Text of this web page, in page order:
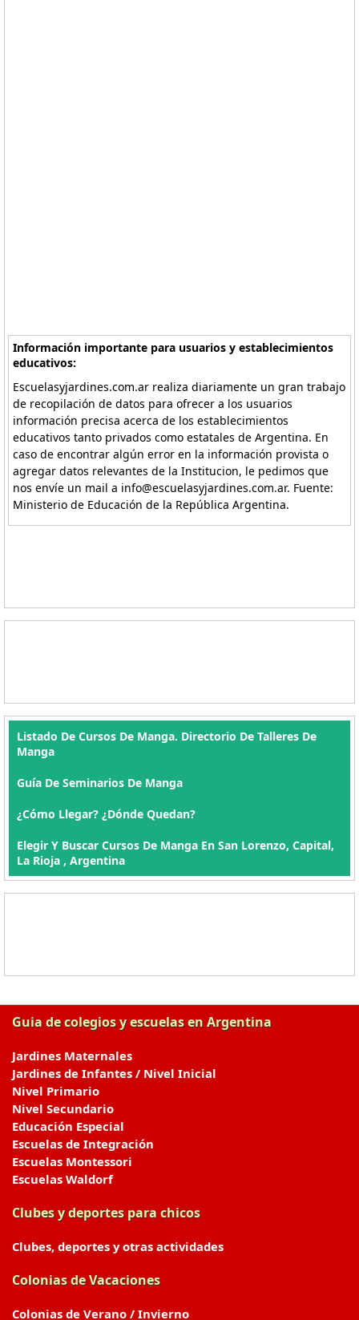
Información importante para usuarios y establecimientos
educativos:
Escuelasyjardines.com.ar realiza diariamente un gran trabajo
de recopilación de datos para ofrecer a los usuarios
información precisa acerca de los establecimientos
educativos tanto privados como estatales de Argentina. En
caso de encontrar algún error en la información provista o
agregar datos relevantes de la Institucion, le pedimos que
nos envíe un mail a info@escuelasyjardines.com.ar. Fuente:
Ministerio de Educación de la República Argentina.
Listado De Cursos De Manga. Directorio De Talleres De
Manga
Guía De Seminarios De Manga
¿Cómo Llegar? ¿Dónde Quedan?
Elegir Y Buscar Cursos De Manga En San Lorenzo, Capital,
La Rioja , Argentina
Guia de colegios y escuelas en Argentina
Jardines Maternales
Jardines de Infantes / Nivel Inicial
Nivel Primario
Nivel Secundario
Educación Especial
Escuelas de Integración
Escuelas Montessori
Escuelas Waldorf
Clubes y deportes para chicos
Clubes, deportes y otras actividades
Colonias de Vacaciones
Colonias de Verano / Invierno